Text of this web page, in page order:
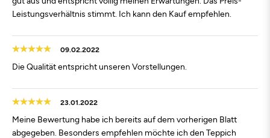
Leistungsverhältnis stimmt. Ich kann den Kauf empfehlen.
09.02.2022
Die Qualität entspricht unseren Vorstellungen.
23.01.2022
Meine Bewertung habe ich bereits auf dem vorherigen Blatt
abgegeben. Besonders empfehlen möchte ich den Teppich